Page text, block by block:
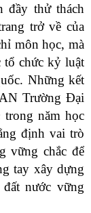
đầy thử thách
trở về của
môn học, mà
chức kỷ luật
Những kết
Trường Đại
năm học
định vai trò
vững chắc để
tay xây dựng
nước vững